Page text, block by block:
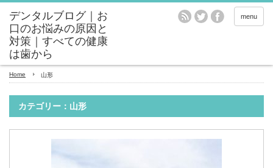
menu
Home 山形
カテゴリー：山形